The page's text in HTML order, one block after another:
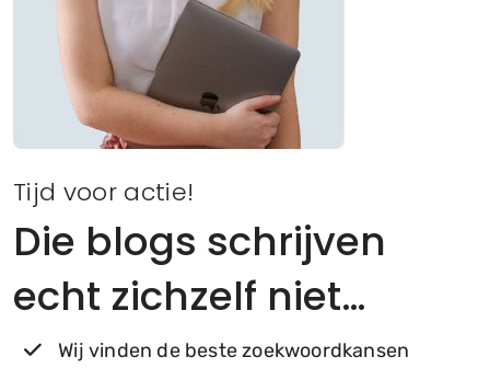
Tijd voor actie!
Die blogs schrijven
echt zichzelf niet…
Wij vinden de beste zoekwoordkansen